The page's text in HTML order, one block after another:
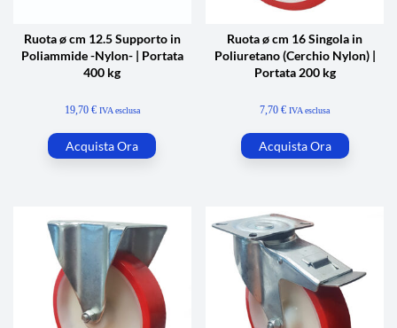
Ruota ø cm 12.5 Supporto in
Poliammide -Nylon- | Portata
400 kg
19,70 € IVA esclusa
Acquista Ora
Ruota ø cm 16 Singola in
Poliuretano (Cerchio Nylon) |
Portata 200 kg
7,70€ IVA esclusa
Acquista Ora